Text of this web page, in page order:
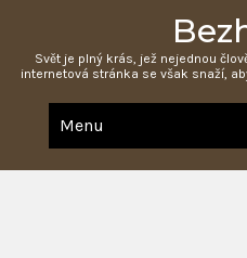
Svět je plný krás, jež nejednou
internetová stránka se však snaží,
Menu